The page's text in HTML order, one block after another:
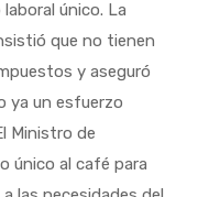
único. La
que no tienen
y aseguró
ya un esfuerzo
Ministro de
único al café para